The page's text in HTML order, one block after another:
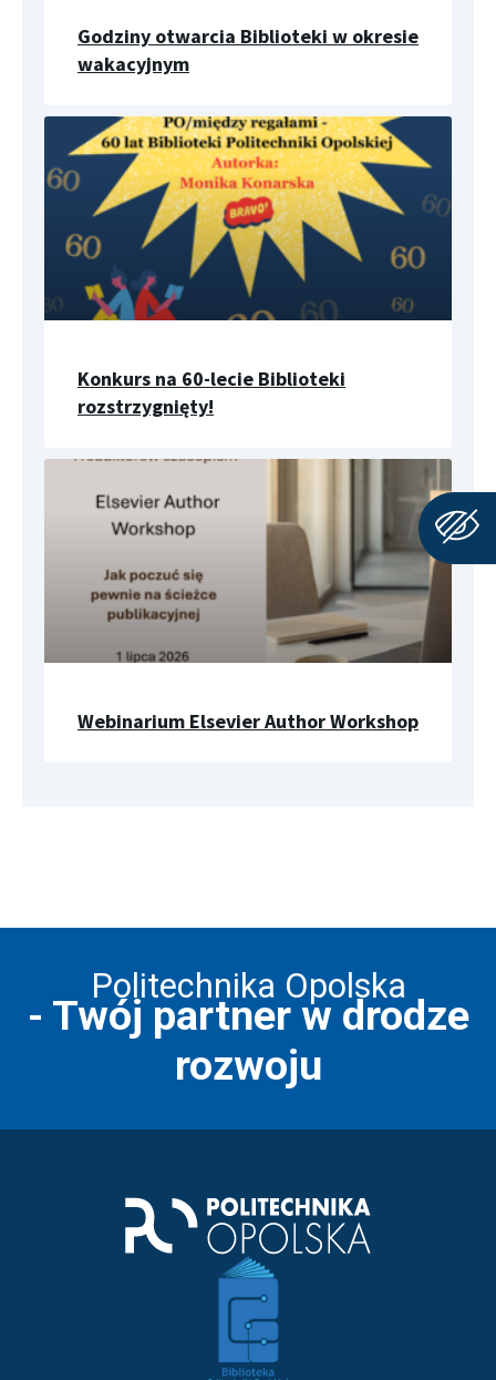
Godziny otwarcia Biblioteki w okresie
wakacyjnym
Konkurs na 60-lecie Biblioteki
rozstrzygnięty!
Webinarium Elsevier Author Workshop
Politechnika Opolska
- Twój partner w drodze
rozwoju